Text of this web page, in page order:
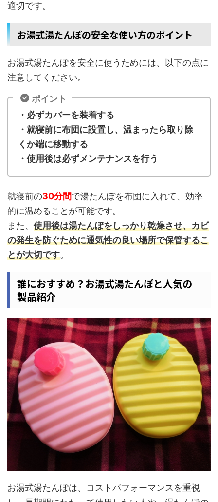
適切です。
お湯式湯たんぽの安全な使い方のポイント
お湯式湯たんぽを安全に使うためには、以下の点に
注意してください。
ポイント
・必ずカバーを装着する
・就寝前に布団に設置し、温まったら取り除
くか端に移動する
・使用後は必ずメンテナンスを行う
就寝前の30分間で湯たんぽを布団に入れて、効率
的に温めることが可能です。
また、 使用後は湯たんぽをしっかり乾燥させ、カビ
の発生を防ぐために通気性の良い場所で保管するこ
とが大切です。
誰におすすめ？お湯式湯たんぽと人気の
製品紹介
お湯式湯たんぽは、コストパフォーマンスを重視